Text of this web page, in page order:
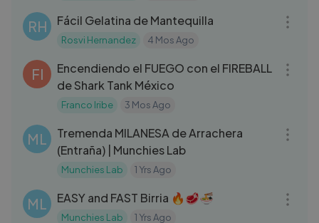
RH Fácil Gelatina de Mantequilla
Rosvi Hernandez 4 Mos Ago
FI
Encendiendo el FUEGO con el FIREBALL
de Shark Tank México
Franco Iribe 3 Mos Ago
ML
Tremenda MILANESA de Arrachera
(Entraña) | Munchies Lab
Munchies Lab 1 Yrs Ago
ML EASY and FAST Birria 🔥🥩🍜
Munchies Lab 1 Yrs Ago